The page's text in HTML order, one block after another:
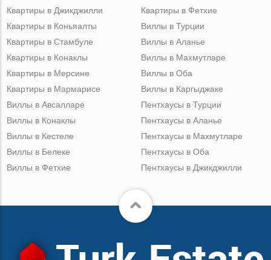
Квартиры в Джикджилли
Квартиры в Фетхие
Квартиры в Коньяалты
Квартиры в Стамбуле
Квартиры в Конаклы
Квартиры в Мерсине
Квартиры в Мармарисе
Виллы в Турции
Виллы в Аланье
Виллы в Махмутларе
Виллы в Оба
Виллы в Каргыджаке
Виллы в Авсалларе
Виллы в Конаклы
Виллы в Кестеле
Виллы в Белеке
Виллы в Фетхие
Пентхаусы в Турции
Пентхаусы в Аланье
Пентхаусы в Махмутларе
Пентхаусы в Оба
Пентхаусы в Джикджилли